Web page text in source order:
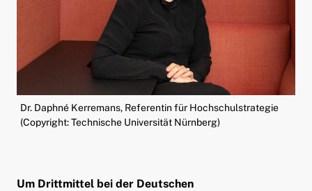
Menü aufklappen
Menü aufklappen
Dr. Daphné Kerremans, Referentin für Hochschulstrategie
(Copyright: Technische Universität Nürnberg)
Um Drittmittel bei der Deutschen